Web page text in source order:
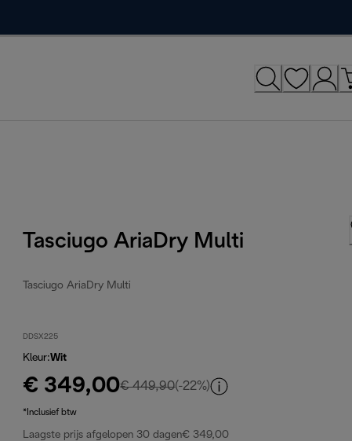
Tasciugo AriaDry Multi
Tasciugo AriaDry Multi
DDSX225
Kleur:Wit
€ 349,00€ 449,90originele prijs € 449,90
(-22%)
*Inclusief btw
Laagste prijs afgelopen 30 dagen€ 349,00